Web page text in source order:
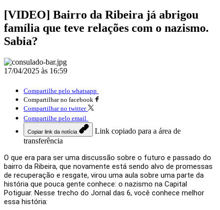
[VIDEO] Bairro da Ribeira já abrigou
família que teve relações com o nazismo.
Sabia?
17/04/2025 às 16:59
Compartilhe pelo whatsapp
Compartilhar no facebook
Compartilhar no twitter
Compartilhe pelo email
Copiar link da notícia
Link copiado para a área de
transferência
O que era para ser uma discussão sobre o futuro e passado do
bairro da Ribeira, que novamente está sendo alvo de promessas
de recuperação e resgate, virou uma aula sobre uma parte da
história que pouca gente conhece: o nazismo na Capital
Potiguar. Nesse trecho do Jornal das 6, você conhece melhor
essa história: